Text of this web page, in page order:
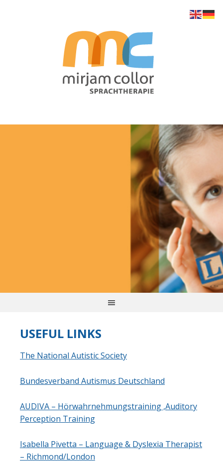
USEFUL LINKS
The National Autistic Society
Bundesverband Autismus Deutschland
AUDIVA – Hörwahrnehmungstraining ,Auditory
Perception Training
Isabella Pivetta – Language & Dyslexia Therapist
– Richmond/London